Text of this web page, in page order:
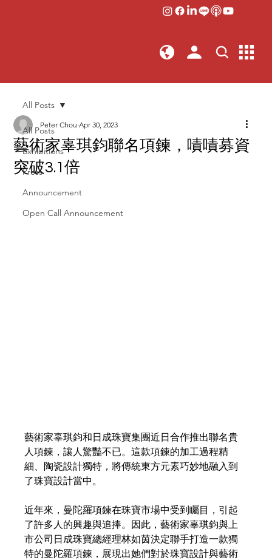
All Posts
Exhibitions
Press
Announcement
Open Call Announcement
All Posts
藝術家辜琪鈞聯名項鍊，嘖嘖募資
突破3.1倍
Peter Chou Apr 30, 2023
藝術家辜琪鈞和日成珠寶集團近日合作推出聯名貴
人項鍊，讓人驚豔不已。這款項鍊的加工過程精
細、陶瓷設計獨特，將傳統東方元素巧妙地融入到
了珠寶設計當中。
近年來，曼陀羅項鍊在珠寶市場中受到矚目，引起
了許多人的興趣與追捧。因此，藝術家辜琪鈞與上
市公司日成珠寶總經理林如茵決定聯手打造一款獨
特的曼陀羅項鍊，展現出她們對於珠寶設計與藝術